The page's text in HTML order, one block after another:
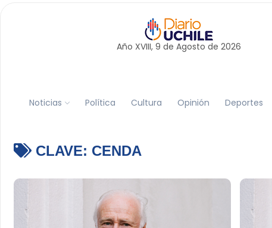
Año XVIII, 9 de Agosto de 2026
Noticias Política Cultura Opinión Deportes
CLAVE: CENDA